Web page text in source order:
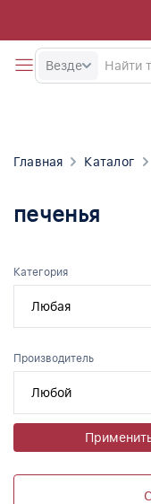
Везде
Главная Каталог
печенья
Категория
Производитель